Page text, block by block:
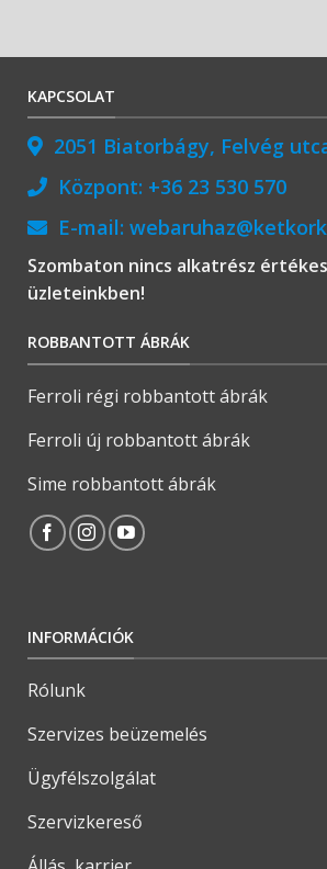
KAPCSOLAT
2051 Biatorbágy, Felvég
Központ: +36 23 530 570
E-mail:
Szombaton nincs alkatrész
üzleteinkben!
ROBBANTOTT ÁBRÁK
Ferroli régi robbantott ábrák
Ferroli új robbantott ábrák
Sime robbantott ábrák
INFORMÁCIÓK
Rólunk
Szervizes beüzemelés
Ügyfélszolgálat
Szervizkereső